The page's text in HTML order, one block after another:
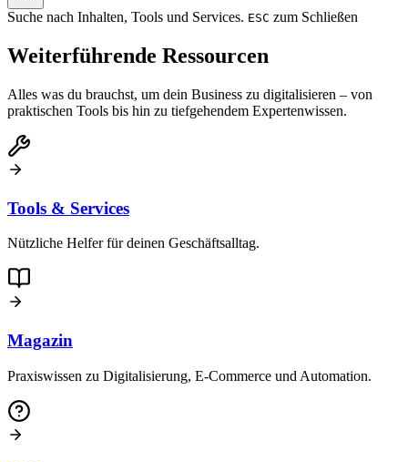
Suche nach Inhalten, Tools und Services. ESC zum Schließen
Weiterführende Ressourcen
Alles was du brauchst, um dein Business zu digitalisieren – von
praktischen Tools bis hin zu tiefgehendem Expertenwissen.
Tools & Services
Nützliche Helfer für deinen Geschäftsalltag.
Magazin
Praxiswissen zu Digitalisierung, E-Commerce und Automation.